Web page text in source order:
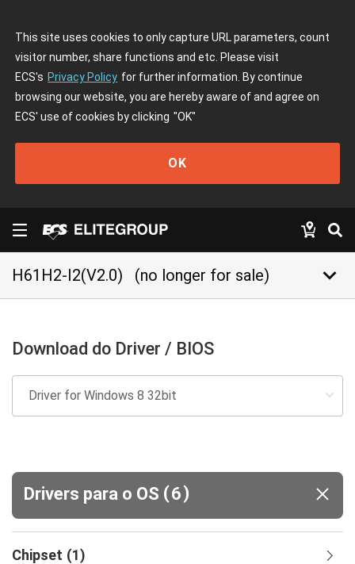
This site uses cookies to only capture URL parameters, count
visitor number, share functions and etc. Please visit
ECS's Privacy Policy for further information. By continue
browsing our website, you are hereby aware of and agree on
ECS' use of cookies by clicking "OK"
OK
H61H2-I2(V2.0) (no longer for sale) keyboard_arrow_down
Download do Driver / BIOS
Drivers para o OS (6)
Chipset (1)